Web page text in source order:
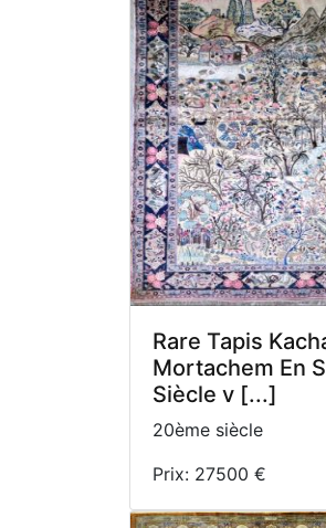
Rare Tapis
Mortachem En
Siècle v [...]
20ème siècle
Prix: 27500 €